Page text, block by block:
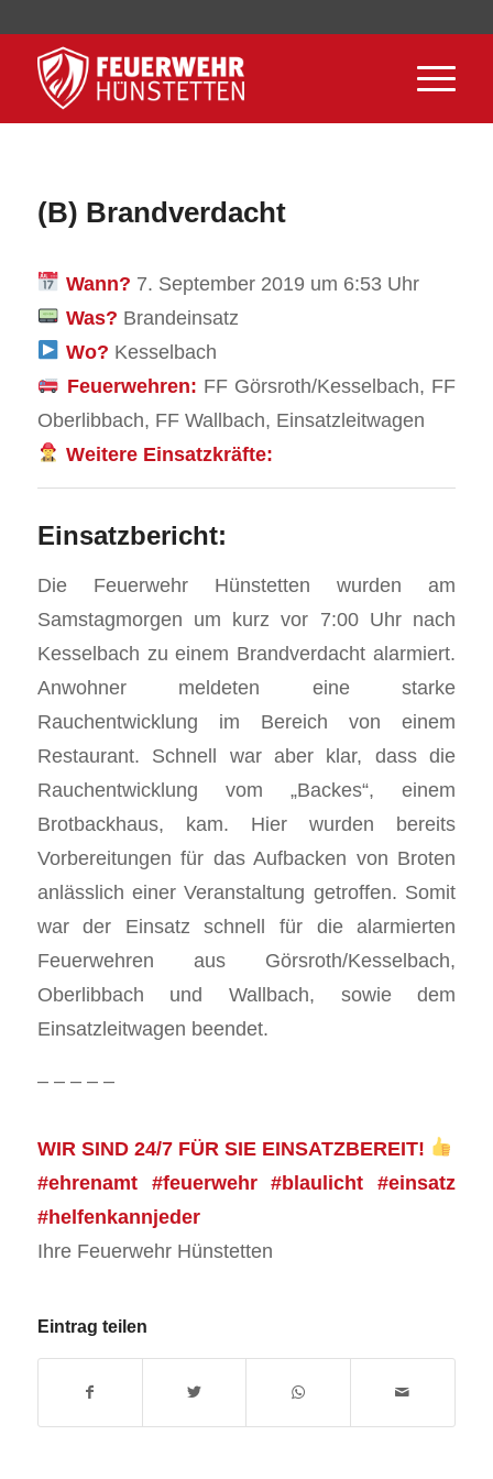
(B) Brandverdacht
Wann? 7. September 2019 um 6:53 Uhr
Was? Brandeinsatz
Wo? Kesselbach
Feuerwehren: FF Görsroth/Kesselbach, FF
Oberlibbach, FF Wallbach, Einsatzleitwagen
Weitere Einsatzkräfte:
Einsatzbericht:
Die Feuerwehr Hünstetten wurden am
Samstagmorgen um kurz vor 7:00 Uhr nach
Kesselbach zu einem Brandverdacht alarmiert.
Anwohner meldeten eine starke
Rauchentwicklung im Bereich von einem
Restaurant. Schnell war aber klar, dass die
Rauchentwicklung vom „Backes“, einem
Brotbackhaus, kam. Hier wurden bereits
Vorbereitungen für das Aufbacken von Broten
anlässlich einer Veranstaltung getroffen. Somit
war der Einsatz schnell für die alarmierten
Feuerwehren aus Görsroth/Kesselbach,
Oberlibbach und Wallbach, sowie dem
Einsatzleitwagen beendet.
– – – – –
WIR SIND 24/7 FÜR SIE EINSATZBEREIT!
#ehrenamt #feuerwehr #blaulicht #einsatz
#helfenkannjeder
Ihre Feuerwehr Hünstetten
Eintrag teilen